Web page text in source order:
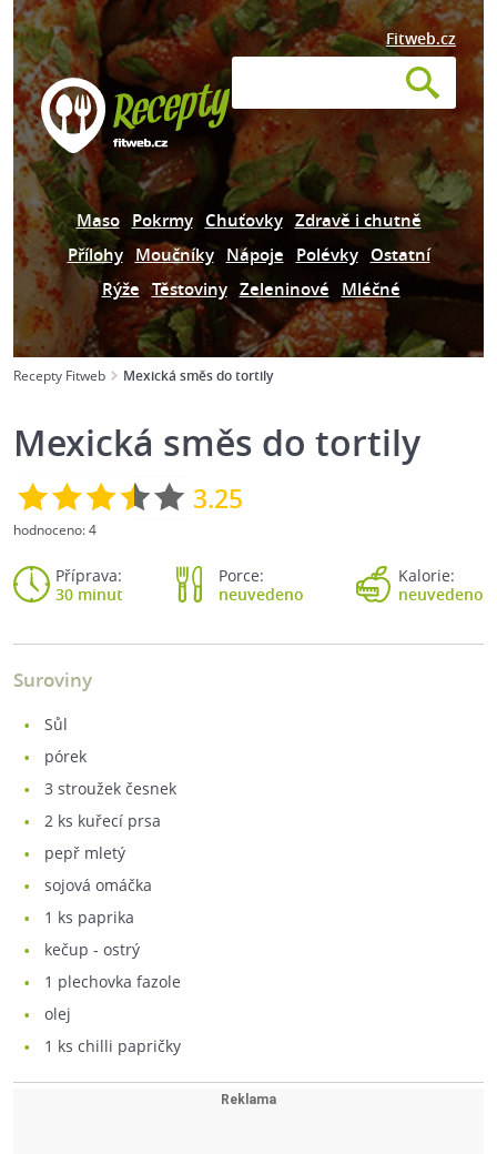
Fitweb.cz
Maso Pokrmy Chuťovky Zdravě i chutně
Přílohy Moučníky Nápoje Polévky Ostatní
Rýže Těstoviny Zeleninové Mléčné
Recepty Fitweb Mexická směs do tortily
Mexická směs do tortily
3.25
hodnoceno:4
Příprava:
30 minut
Porce:
neuvedeno
Kalorie:
neuvedeno
Suroviny
sůl
pórek
3 stroužek česnek
2 ks kuřecí prsa
pepř mletý
sojová omáčka
1 ks paprika
kečup - ostrý
1 plechovka fazole
olej
1 ks chilli papričky